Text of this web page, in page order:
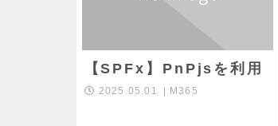
【SPFx】PnPjsを利用
2025.05.01 M365